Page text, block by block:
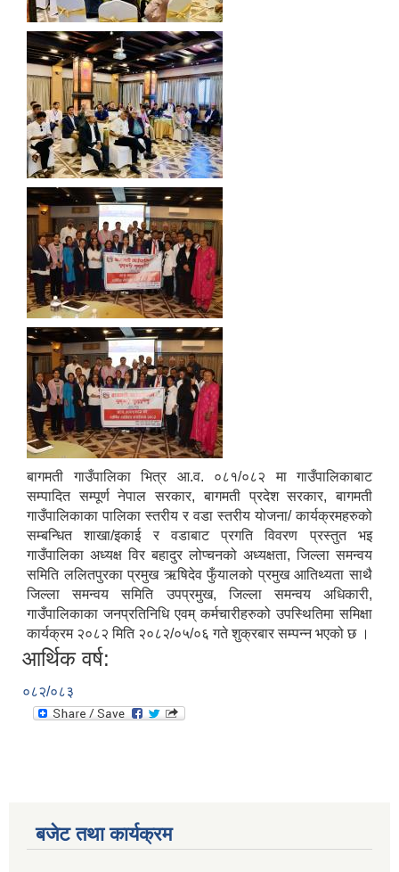
बागमती गाउँपालिका भित्र आ.व. ०८१/०८२ मा गाउँपालिकाबाट
सम्पादित सम्पूर्ण नेपाल सरकार, बागमती प्रदेश सरकार, बागमती
गाउँपालिकाका पालिका स्तरीय र वडा स्तरीय योजना/ कार्यक्रमहरुको
सम्बन्धित शाखा/इकाई र वडाबाट प्रगति विवरण प्रस्तुत भइ
गाउँपालिका अध्यक्ष विर बहादुर लोप्चनको अध्यक्षता, जिल्ला समन्वय
समिति ललितपुरका प्रमुख ऋषिदेव फुँयालको प्रमुख आतिथ्यता साथै
जिल्ला समन्वय समिति उपप्रमुख, जिल्ला समन्वय अधिकारी,
गाउँपालिकाका जनप्रतिनिधि एवम् कर्मचारीहरुको उपस्थितिमा समिक्षा
कार्यक्रम २०८२ मिति २०८२/०५/०६ गते शुक्रबार सम्पन्न भएको छ ।
आर्थिक वर्ष:
०८२/०८३
बजेट तथा कार्यक्रम